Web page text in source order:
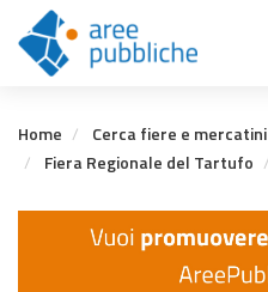
contenuto
principale
Home Cerca fiere e mercatini
Fiera Regionale del Tartufo